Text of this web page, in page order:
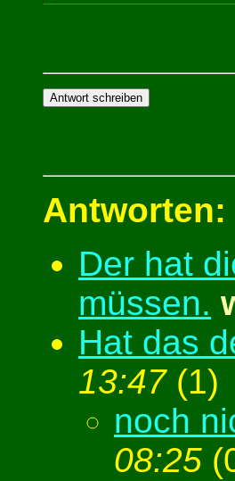
Antworten:
Der hat
müssen.
Hat das
13:47(1)
noch
08:25 (